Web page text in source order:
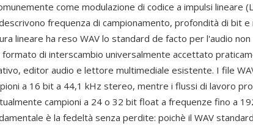
come modulazione di codice a impulsi lineare
frequenza di campionamento, profondità di bit e
lineare ha reso WAV lo standard de facto per l'audio
formato di interscambio universalmente accettato
editor audio e lettore multimediale esistente. I file
a 16 bit a 44,1 kHz stereo, mentre i flussi di lavoro
campioni a 24 o 32 bit float a frequenze fino a
è la fedeltà senza perdite: poichè il WAV